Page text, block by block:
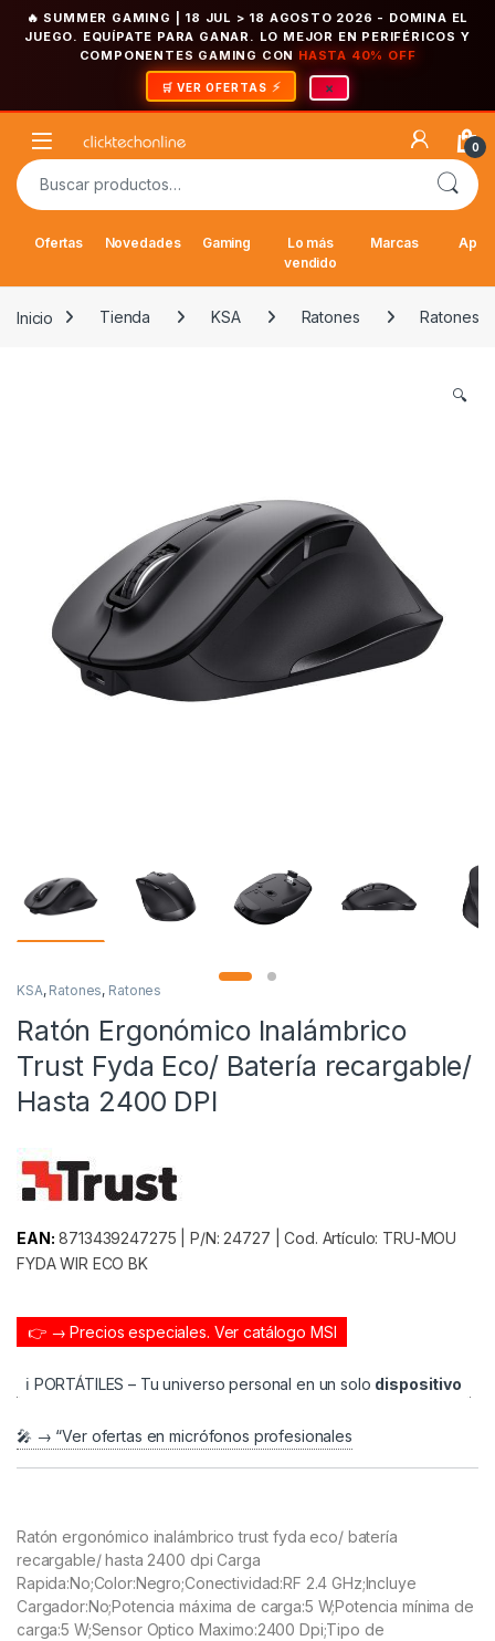
🔥 SUMMER GAMING | 18 JUL > 18 AGOSTO 2026 - DOMINA EL
JUEGO. EQUÍPATE PARA GANAR. LO MEJOR EN PERIFÉRICOS Y
COMPONENTES GAMING CON HASTA 40% OFF
🛒 VER OFERTAS ×
Open 0
Buscar por:
Ofertas Novedades Gaming
Lo más
vendido
Marcas
Inicio Tienda KSA Ratones Ratones
🔍
KSA, Ratones, Ratones
Ratón Ergonómico Inalámbrico
Trust Fyda Eco/ Batería recargable/
Hasta 2400 DPI
EAN: 8713439247275 | P/N: 24727 | Cod. Artículo: TRU-MOU
FYDA WIR ECO BK
👉 → Precios especiales. Ver catálogo MSI
ℹ️ PORTÁTILES – Tu universo personal en un solo dispositivo
🎤 → “Ver ofertas en micrófonos profesionales
Ratón ergonómico inalámbrico trust fyda eco/ batería
recargable/ hasta 2400 dpi Carga
Rapida:No;Color:Negro;Conectividad:RF 2.4 GHz;Incluye
Cargador:No;Potencia máxima de carga:5 W;Potencia mínima de
carga:5 W;Sensor Optico Maximo:2400 Dpi;Tipo de